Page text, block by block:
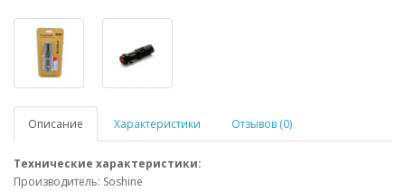
Описание Характеристики Отзывов (0)
Технические характеристики:
Производитель: Soshine